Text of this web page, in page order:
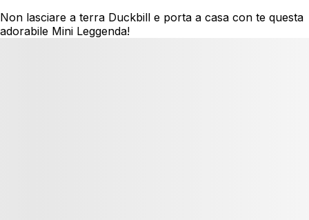
Non lasciare a terra Duckbill e porta a casa con te questa
adorabile Mini Leggenda!